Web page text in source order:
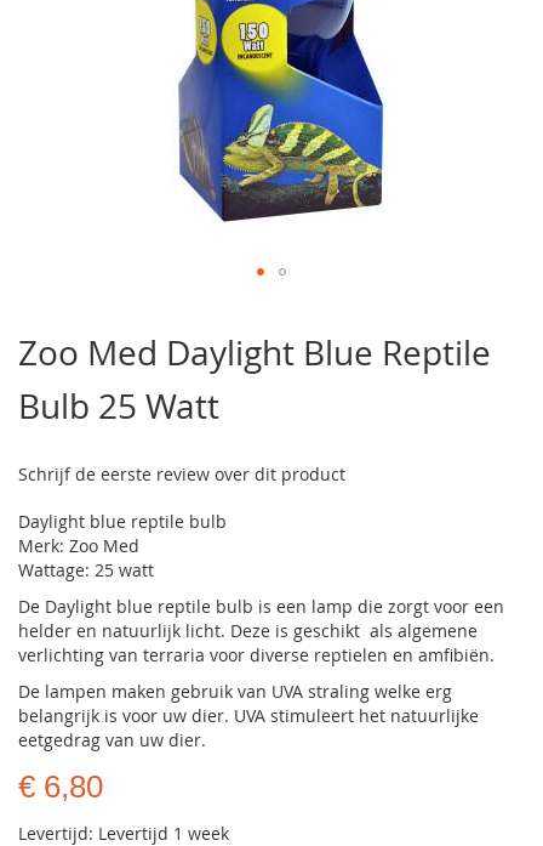
het
begin
van
de
gallerij
Zoo Med Daylight Blue Reptile
Bulb 25 Watt
Schrijf de eerste review over dit product
Daylight blue reptile bulb
Merk: Zoo Med
Wattage: 25 watt
De Daylight blue reptile bulb is een lamp die zorgt voor een
helder en natuurlijk licht. Deze is geschikt als algemene
verlichting van terraria voor diverse reptielen en amfibiën.
De lampen maken gebruik van UVA straling welke erg
belangrijk is voor uw dier. UVA stimuleert het natuurlijke
eetgedrag van uw dier.
€ 6,80
Levertijd: Levertijd 1 week